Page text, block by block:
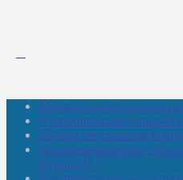
Межпоселенческая
Амзибашевская
Бабаевская сельская
Большекачаковская
филиал № 7